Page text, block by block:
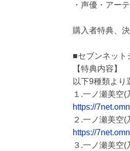
・声優・アー
購入者特典、決
■セブンネット
【特典内容】
以下9種類より
１.一ノ瀬美空
https://
２.一ノ瀬美空
https://
３.一ノ瀬美空